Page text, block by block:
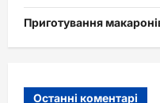
Приготування
Останні коментарі